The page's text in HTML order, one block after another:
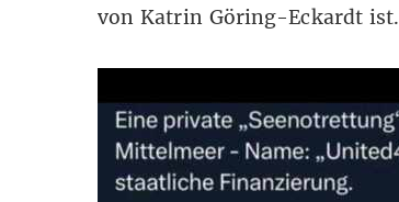
von Katrin Göring-Eckardt ist.